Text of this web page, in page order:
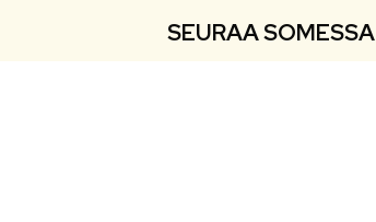
SEURAA SOMESSA